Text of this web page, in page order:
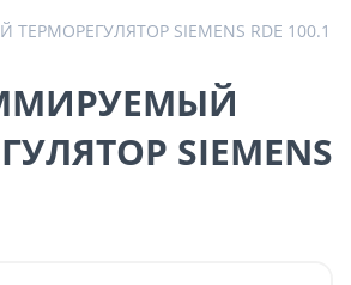
SIEMENS RDE 100.1
SIEMENS